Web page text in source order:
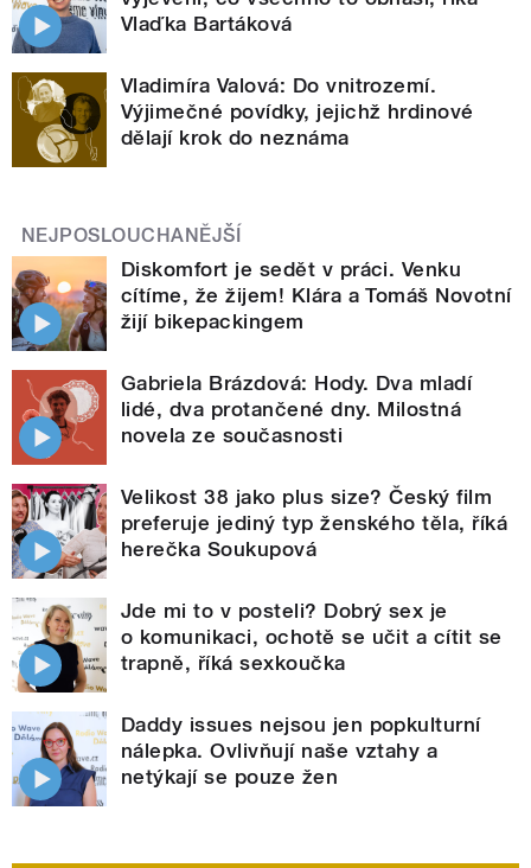
Vlaďka Bartáková
Vladimíra Valová: Do vnitrozemí.
Výjimečné povídky, jejichž hrdinové
dělají krok do neznáma
NEJPOSLOUCHANĚJŠÍ
Diskomfort je sedět v práci. Venku
cítíme, že žijem! Klára a Tomáš Novotní
žijí bikepackingem
Gabriela Brázdová: Hody. Dva mladí
lidé, dva protančené dny. Milostná
novela ze současnosti
Velikost 38 jako plus size? Český film
preferuje jediný typ ženského těla, říká
herečka Soukupová
Jde mi to v posteli? Dobrý sex je
o komunikaci, ochotě se učit a cítit se
trapně, říká sexkoučka
Daddy issues nejsou jen popkulturní
nálepka. Ovlivňují naše vztahy a
netýkají se pouze žen